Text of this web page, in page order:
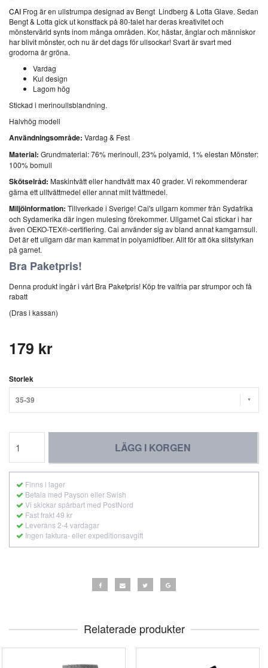
CAI Frog är en ullstrumpa designad av Bengt Lindberg & Lotta Glave. Sedan
Bengt & Lotta gick ut konstfack på 80-talet har deras kreativitet och
mönstervärld synts inom många områden. Kor, hästar, änglar och människor
har blivit mönster, och nu är det dags för ullsockar! Svart är svart med
grodorna är gröna.
Vardag
Kul design
Lagom hög
Stickad i merinoullsblandning.
Halvhög modell
Användningsområde: Vardag & Fest
Material: Grundmaterial: 76% merinoull, 23% polyamid, 1% elestan Mönster:
100% bomull
Skötselråd: Maskintvätt eller handtvätt max 40 grader. Vi rekommenderar
gärna ett ulltvättmedel eller annat milt tvättmedel.
Miljöinformation: Tillverkade i Sverige! Cai's ullgarn kommer från Sydafrika
och Sydamerika där ingen mulesing förekommer. Ullgarnet Cai stickar i har
även OEKO-TEX®-certifiering. Cai använder sig av bland annat kamgarnsull.
Det är ett ullgarn där man kammat in polyamidfiber. Allt för att öka slitstyrkan
på garnet.
Bra Paketpris!
Denna produkt ingår i vårt Bra Paketpris! Köp tre valfria par strumpor och få
rabatt
(Dras i kassan)
179 kr
Storlek
35-39
LÄGG I KORGEN
Finns i lager
Betala med Payson eller Swish
Vi skickar spårbart med PostNord
Fast frakt 49 kr
Leverans 2-4 vardagar
Ingen faktura- eller expeditionsavgift
Relaterade produkter